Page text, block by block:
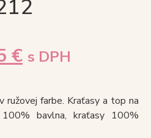
€ s DPH
ružovej farbe. Kraťasy a top na
bavlna, kraťasy 100%